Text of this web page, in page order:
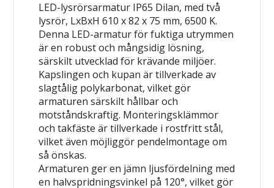
LED-lysrörsarmatur IP65 Dilan, med två
lysrör, LxBxH 610 x 82 x 75 mm, 6500 K.
Denna LED-armatur för fuktiga utrymmen
är en robust och mångsidig lösning,
särskilt utvecklad för krävande miljöer.
Kapslingen och kupan är tillverkade av
slagtålig polykarbonat, vilket gör
armaturen särskilt hållbar och
motståndskraftig. Monteringsklämmor
och takfäste är tillverkade i rostfritt stål,
vilket även möjliggör pendelmontage om
så önskas.
Armaturen ger en jämn ljusfördelning med
en halvspridningsvinkel på 120°, vilket gör